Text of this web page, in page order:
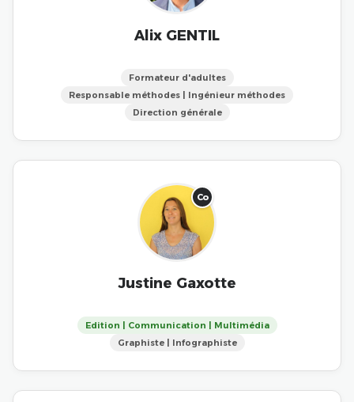
Alix GENTIL
Formateur d'adultes
Responsable méthodes | Ingénieur méthodes
Direction générale
Co
Justine Gaxotte
Edition | Communication | Multimédia
Graphiste | Infographiste